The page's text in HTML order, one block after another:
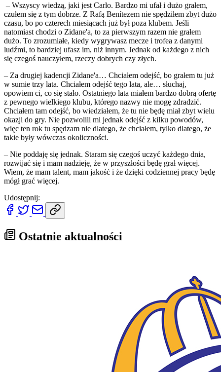
– Wszyscy wiedzą, jaki jest Carlo. Bardzo mi ufał i dużo grałem,
czułem się z tym dobrze. Z Rafą Benítezem nie spędziłem zbyt dużo
czasu, bo po czterech miesiącach już był poza klubem. Jeśli
natomiast chodzi o Zidane'a, to za pierwszym razem nie grałem
dużo. To zrozumiałe, kiedy wygrywasz mecze i trofea z danymi
ludźmi, to bardziej ufasz im, niż innym. Jednak od każdego z nich
się czegoś nauczyłem, rzeczy dobrych czy złych.
– Za drugiej kadencji Zidane'a… Chciałem odejść, bo grałem tu już
w sumie trzy lata. Chciałem odejść tego lata, ale… słuchaj,
opowiem ci, co się stało. Ostatniego lata miałem bardzo dobrą ofertę
z pewnego wielkiego klubu, którego nazwy nie mogę zdradzić.
Chciałem tam odejść, bo wiedziałem, że tu nie będę miał zbyt wielu
okazji do gry. Nie pozwolili mi jednak odejść z kilku powodów,
więc ten rok tu spędzam nie dlatego, że chciałem, tylko dlatego, że
takie były wówczas okoliczności.
– Nie poddaję się jednak. Staram się czegoś uczyć każdego dnia,
rozwijać się i mam nadzieję, że w przyszłości będę grał więcej.
Wiem, że mam talent, mam jakość i że dzięki codziennej pracy będę
mógł grać więcej.
Udostępnij:
Ostatnie aktualności